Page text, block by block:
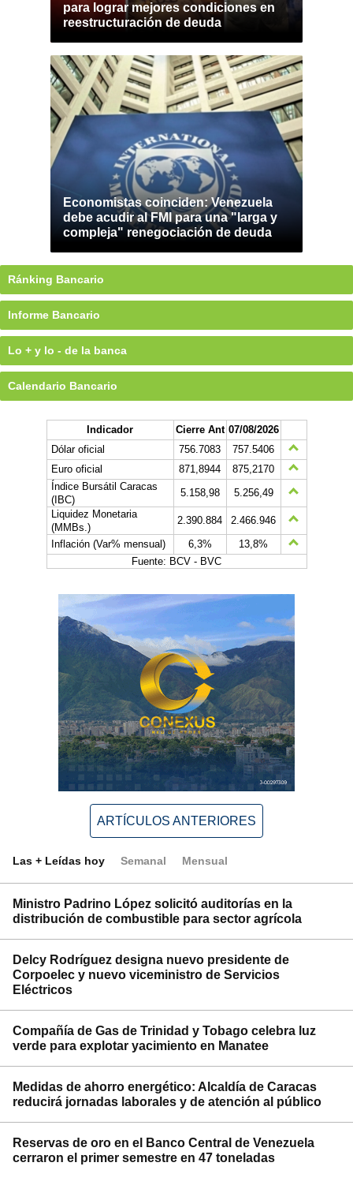
para lograr mejores condiciones en
reestructuración de deuda
Economistas coinciden: Venezuela
debe acudir al FMI para una "larga y
compleja" renegociación de deuda
Ránking Bancario
Informe Bancario
Lo + y lo - de la banca
Calendario Bancario
Indicador Cierre Ant 07/08/2026
Dólar oficial
756.7083
757.5406
Euro oficial
871,8944
875,2170
Índice Bursátil Caracas
(IBC)
5.158,98
5.256,49
Liquidez Monetaria
(MMBs.)
2.390.884
2.466.946
Inflación (Var% mensual)
6,3%
13,8%
Fuente: BCV - BVC
ARTÍCULOS ANTERIORES
Las + Leídas hoy Semanal Mensual
Ministro Padrino López solicitó auditorías en la
distribución de combustible para sector agrícola
Delcy Rodríguez designa nuevo presidente de
Corpoelec y nuevo viceministro de Servicios
Eléctricos
Compañía de Gas de Trinidad y Tobago celebra luz
verde para explotar yacimiento en Manatee
Medidas de ahorro energético: Alcaldía de Caracas
reducirá jornadas laborales y de atención al público
Reservas de oro en el Banco Central de Venezuela
cerraron el primer semestre en 47 toneladas